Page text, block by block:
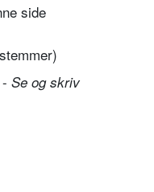
side
stemmer)
Se og skriv